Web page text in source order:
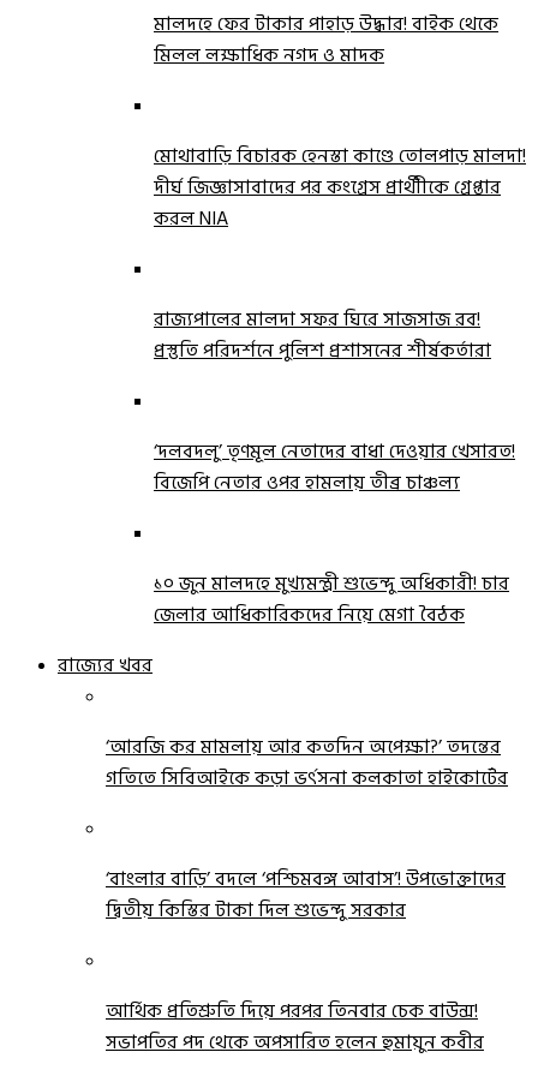
মালদহে ফের টাকার পাহাড় উদ্ধার! বাইক থেকে
মিলল লক্ষাধিক নগদ ও মাদক
মোথাবাড়ি বিচারক হেনস্তা কাণ্ডে তোলপাড় মালদা!
দীর্ঘ জিজ্ঞাসাবাদের পর কংগ্রেস প্রার্থীীকে গ্রেপ্তার
করল NIA
রাজ্যপালের মালদা সফর ঘিরে সাজসাজ রব!
প্রস্তুতি পরিদর্শনে পুলিশ প্রশাসনের শীর্ষকর্তারা
‘দলবদলু’ তৃণমূল নেতাদের বাধা দেওয়ার খেসারত!
বিজেপি নেতার ওপর হামলায় তীব্র চাঞ্চল্য
১০ জুন মালদহে মুখ্যমন্ত্রী শুভেন্দু অধিকারী! চার
জেলার আধিকারিকদের নিয়ে মেগা বৈঠক
রাজ্যের খবর
‘আরজি কর মামলায় আর কতদিন অপেক্ষা?’ তদন্তের
গতিতে সিবিআইকে কড়া ভর্ৎসনা কলকাতা হাইকোর্টের
‘বাংলার বাড়ি’ বদলে ‘পশ্চিমবঙ্গ আবাস’! উপভোক্তাদের
দ্বিতীয় কিস্তির টাকা দিল শুভেন্দু সরকার
আর্থিক প্রতিশ্রুতি দিয়ে পরপর তিনবার চেক বাউন্স!
সভাপতির পদ থেকে অপসারিত হলেন হুমায়ুন কবীর